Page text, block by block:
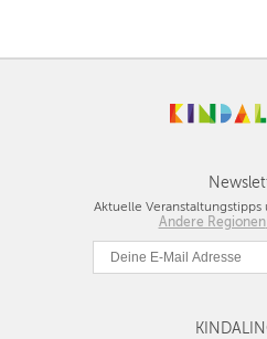
Aktuelle
Andere Regionen
Berlin
München
Hamburg
Köln